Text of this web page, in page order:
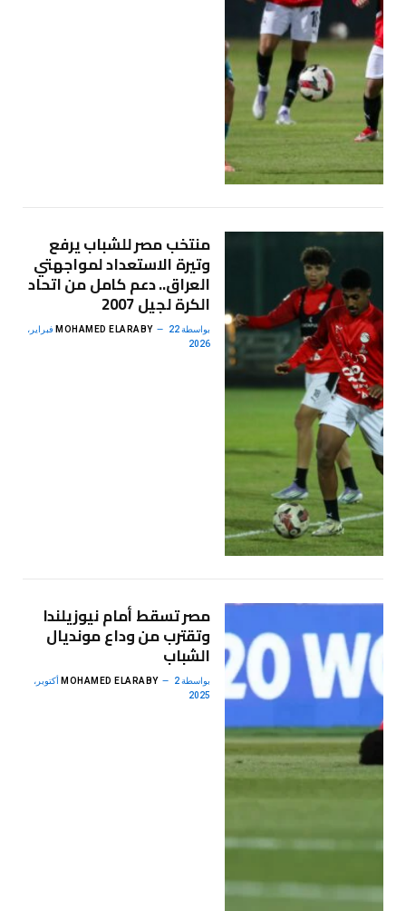
منتخب مصر للشباب يرفع
وتيرة الاستعداد لمواجهتي
العراق.. دعم كامل من اتحاد
الكرة لجيل 2007
بواسطة MOHAMED ELARABY 22 فبراير،
2026
مصر تسقط أمام نيوزيلندا
وتقترب من وداع مونديال
الشباب
بواسطة MOHAMED ELARABY 2 أكتوبر،
2025